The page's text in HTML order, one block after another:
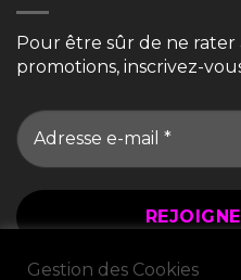
Pour être sûr de ne rater
promotions, inscrivez-
Gestion des Cookies